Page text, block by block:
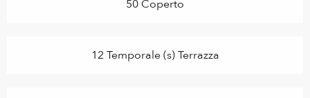
50 Coperto
12 Temporale (s) Terrazza